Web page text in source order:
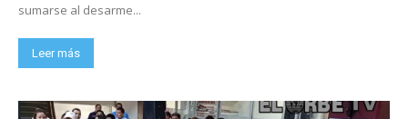
sumarse al desarme...
Leer más